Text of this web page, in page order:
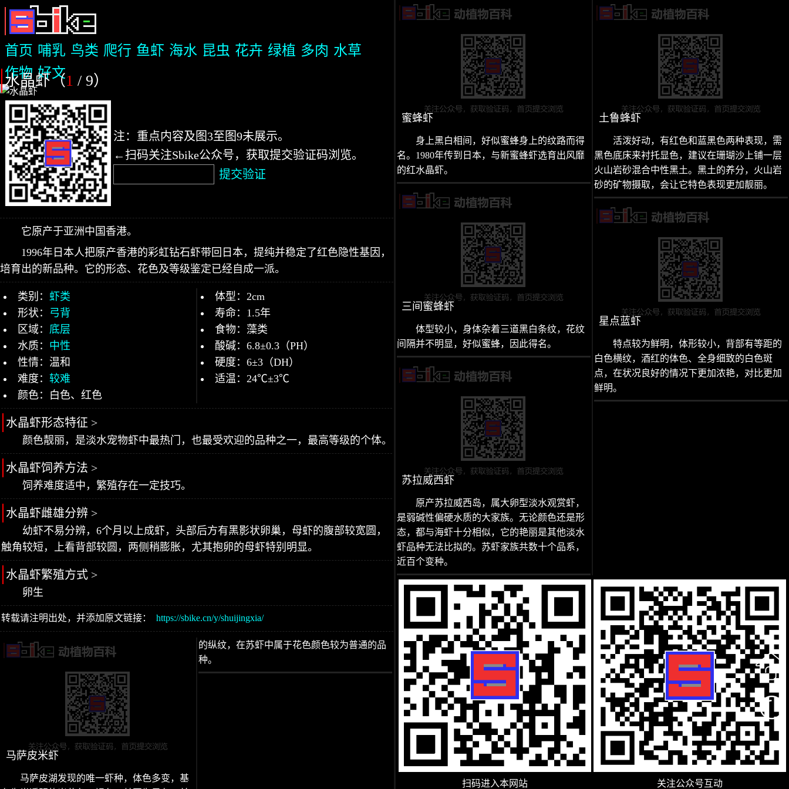
首页 哺乳 鸟类 爬行 鱼虾 海水 昆虫 花卉 绿植 多肉 水草
作物 好文
水晶虾（1 / 9）
注：重点内容及图3至图9未展示。
←扫码关注Sbike公众号，获取提交验证码浏览。
提交验证
它原产于亚洲中国香港。
1996年日本人把原产香港的彩虹钻石虾带回日本，提纯并稳定了红色隐性基因，
培育出的新品种。它的形态、花色及等级鉴定已经自成一派。
类别： 虾类
形状： 弓背
区域： 底层
水质： 中性
性情：温和
难度： 较难
颜色：白色、红色
体型：2cm
寿命：1.5年
食物：藻类
酸碱：6.8±0.3（PH）
硬度：6±3（DH）
适温：24℃±3℃
水晶虾形态特征 >
颜色靓丽，是淡水宠物虾中最热门，也最受欢迎的品种之一，最高等级的个体。
水晶虾饲养方法 >
饲养难度适中，繁殖存在一定技巧。
水晶虾雌雄分辨 >
幼虾不易分辨，6个月以上成虾，头部后方有黑影状卵巢，母虾的腹部较宽圆，
触角较短，上看背部较圆，两侧稍膨胀，尤其抱卵的母虾特别明显。
水晶虾繁殖方式 >
卵生
转载请注明出处，并添加原文链接： https://sbike.cn/y/shuijingxia/
马萨皮米虾
马萨皮湖发现的唯一虾种，体色多变，基
的纵纹，在苏虾中属于花色颜色较为普通的品
种。
蜜蜂虾
身上黑白相间，好似蜜蜂身上的纹路而得
名。1980年传到日本，与新蜜蜂虾选育出风靡
的红水晶虾。
三间蜜蜂虾
体型较小，身体杂着三道黑白条纹，花纹
间隔并不明显，好似蜜蜂，因此得名。
苏拉威西虾
原产苏拉威西岛，属大卵型淡水观赏虾，
是弱碱性偏硬水质的大家族。无论颜色还是形
态，都与海虾十分相似，它的艳丽是其他淡水
虾品种无法比拟的。苏虾家族共数十个品系，
近百个变种。
土鲁蜂虾
活泼好动，有红色和蓝黑色两种表现，需
黑色底床来衬托显色，建议在珊瑚沙上铺一层
火山岩砂混合中性黑土。黑土的养分，火山岩
砂的矿物摄取，会让它特色表现更加靓丽。
星点蓝虾
特点较为鲜明，体形较小，背部有等距的
白色横纹，酒红的体色、全身细致的白色斑
点，在状况良好的情况下更加浓艳，对比更加
鲜明。
扫码进入本网站 关注公众号互动